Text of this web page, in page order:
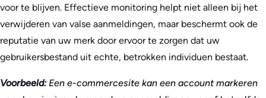
voor te blijven. Effectieve monitoring helpt niet alleen bij het
verwijderen van valse aanmeldingen, maar beschermt ook de
reputatie van uw merk door ervoor te zorgen dat uw
gebruikersbestand uit echte, betrokken individuen bestaat.
Voorbeeld: Een e-commercesite kan een account markeren